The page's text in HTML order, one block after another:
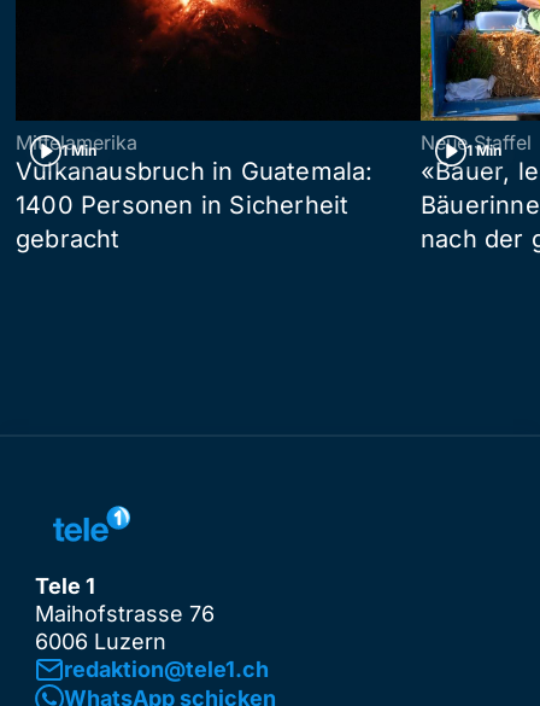
1 Min
Mittelamerika
Vulkanausbruch in Guatemala:
1400 Personen in Sicherheit
gebracht
1 Min
Neue Staffel
«Bauer,
nach der
Tele 1
Maihofstrasse 76
6006 Luzern
redaktion@tele1.ch
WhatsApp schicken